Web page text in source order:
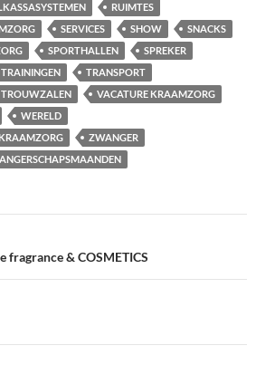
RUIMTES
SERVICES SHOW
SNACKS
SPORTHALLEN
SPREKER
TRAININGEN
TRANSPORT
TROUWZALEN
VACATURE KRAAMZORG
WERELD
ZWANGER
fragrance & COSMETICS